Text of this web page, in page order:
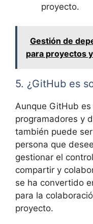
proyecto.
Gestión de
para proyectos
5. ¿GitHub es
Aunque GitHub
programadores y
también puede
persona que
gestionar el
compartir y
se ha convertido
para la
proyecto.